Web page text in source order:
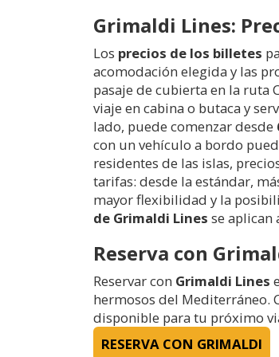
Grimaldi Lines:
Los precios de los billetes
acomodación elegida y las
pasaje de cubierta en la ruta
viaje en cabina o butaca y
lado, puede comenzar desde
con un vehículo a bordo
residentes de las islas,
tarifas: desde la estándar,
mayor flexibilidad y la
de Grimaldi Lines se aplican
Reserva con
Reservar con Grimaldi Lines
hermosos del Mediterráneo.
disponible para tu próximo
RESERVA CON GRIMALDI